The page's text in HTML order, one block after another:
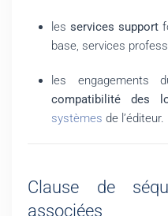
les services support
base, services
les engagements
compatibilité des
systèmes de l’éditeur.
Clause de
associées